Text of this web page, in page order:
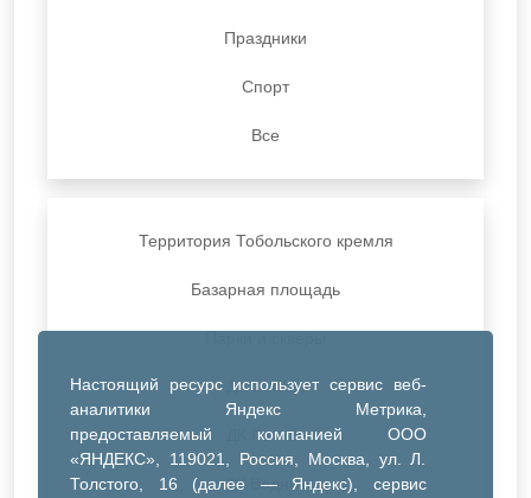
Настоящий ресурс использует сервис веб-
аналитики Яндекс Метрика,
предоставляемый компанией ООО
«ЯНДЕКС», 119021, Россия, Москва, ул. Л.
Толстого, 16 (далее — Яндекс), сервис
Праздники
Спорт
Все
Территория Тобольского кремля
Базарная площадь
ДК Синтез
ДК Речник
ДК Водник